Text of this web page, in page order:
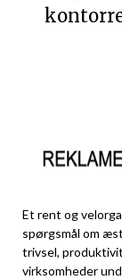
Et rent og
spørgsmål om
trivsel,
virksomheder